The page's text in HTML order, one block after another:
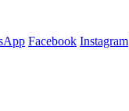
Facebook Instagram